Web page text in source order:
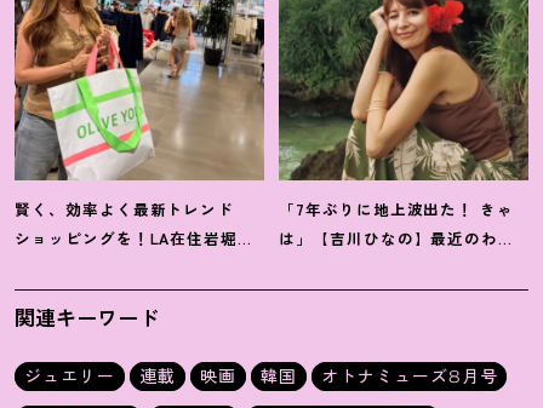
賢く、効率よく最新トレンド
ショッピングを ！ LA在住岩堀せ
選
「7年ぶりに地上波出た ！
きゃ
は」【吉川ひなの】最近のわた
関連キーワード
ジュエリー 連載 映画 韓国
オトナミューズ8月号